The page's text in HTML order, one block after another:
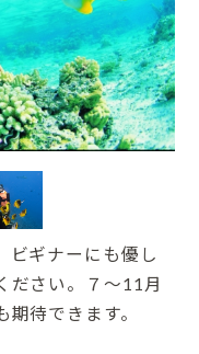
ビギナーにも優し
ださい。７～11月
待できます。